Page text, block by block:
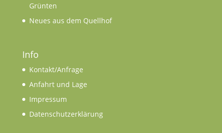
Grünten
Neues aus dem Quellhof
Info
Kontakt/Anfrage
Anfahrt und Lage
Impressum
Datenschutzerklärung